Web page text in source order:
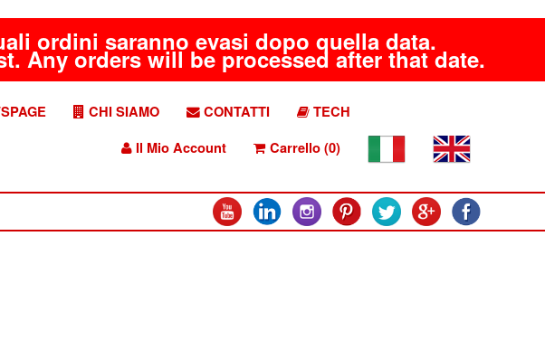
ordini saranno evasi dopo quella data.
Any orders will be processed after that date.
CHI SIAMO CONTATTI
TECH
Il Mio Account
Carrello (0)